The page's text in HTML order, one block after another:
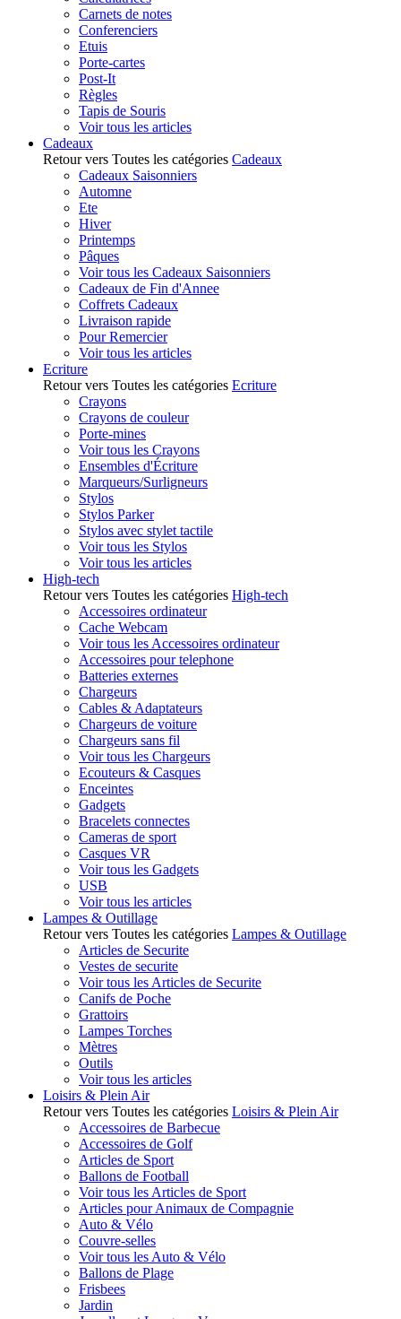
Carnets de notes
Conferenciers
Etuis
Porte-cartes
Post-It
Règles
Tapis de Souris
Voir tous les articles
Cadeaux
Retour vers Toutes les catégories Cadeaux
Cadeaux Saisonniers
Automne
Ete
Hiver
Printemps
Pâques
Voir tous les Cadeaux Saisonniers
Cadeaux de Fin d'Annee
Coffrets Cadeaux
Livraison rapide
Pour Remercier
Voir tous les articles
Ecriture
Retour vers Toutes les catégories Ecriture
Crayons
Crayons de couleur
Porte-mines
Voir tous les Crayons
Ensembles d'Écriture
Marqueurs/Surligneurs
Stylos
Stylos Parker
Stylos avec stylet tactile
Voir tous les Stylos
Voir tous les articles
High-tech
Retour vers Toutes les catégories High-tech
Accessoires ordinateur
Cache Webcam
Voir tous les Accessoires ordinateur
Accessoires pour telephone
Batteries externes
Chargeurs
Cables & Adaptateurs
Chargeurs de voiture
Chargeurs sans fil
Voir tous les Chargeurs
Ecouteurs & Casques
Enceintes
Gadgets
Bracelets connectes
Cameras de sport
Casques VR
Voir tous les Gadgets
USB
Voir tous les articles
Lampes & Outillage
Retour vers Toutes les catégories Lampes & Outillage
Articles de Securite
Vestes de securite
Voir tous les Articles de Securite
Canifs de Poche
Grattoirs
Lampes Torches
Mètres
Outils
Voir tous les articles
Loisirs & Plein Air
Retour vers Toutes les catégories Loisirs & Plein Air
Accessoires de Barbecue
Accessoires de Golf
Articles de Sport
Ballons de Football
Voir tous les Articles de Sport
Articles pour Animaux de Compagnie
Auto & Vélo
Couvre-selles
Voir tous les Auto & Vélo
Ballons de Plage
Frisbees
Jardin